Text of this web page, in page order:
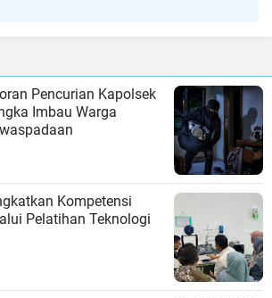
Pencurian Kapolsek
Imbau Warga
Kompetensi
Pelatihan Teknologi